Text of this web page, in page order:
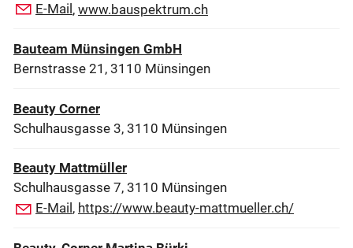
E-Mail , www.bauspektrum.ch
Bauteam Münsingen GmbH
Bernstrasse 21, 3110 Münsingen
Beauty Corner
Schulhausgasse 3, 3110 Münsingen
Beauty Mattmüller
Schulhausgasse 7, 3110 Münsingen
E-Mail, https://www.beauty-mattmueller.ch/